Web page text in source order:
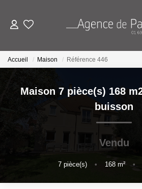
ACHETER
BIENS
ESTIMATION
Estimez Votre Bien
Demandez Votre
Accueil Maison Référence 446
Maison 7 pièce(s) 168
buisson
Vendu
7 pièce(s) • 168 m² •